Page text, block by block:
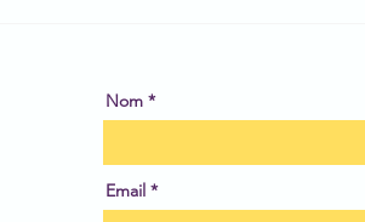
Nom
Email